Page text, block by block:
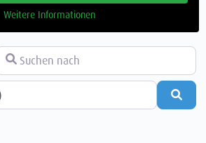
Weitere Informationen
Suchen nach